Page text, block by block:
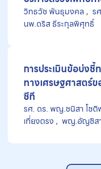
วิทธวัช พันธุมงคล
ร
นพ.ดริส ธีระกุลพิศุทธิ์
การประเมินข้อบ่ง
ทางเศรษฐศาสตร์
ซีที
รศ. ดร. พญ.ชนิสา โชติ
เที่ยงตรง
พญ.อัญชิส